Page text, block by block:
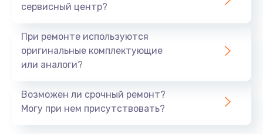
сервисный центр?
При ремонте используются
оригинальные комплектующие
или аналоги?
Возможен ли срочный ремонт?
Могу при нем присутствовать?